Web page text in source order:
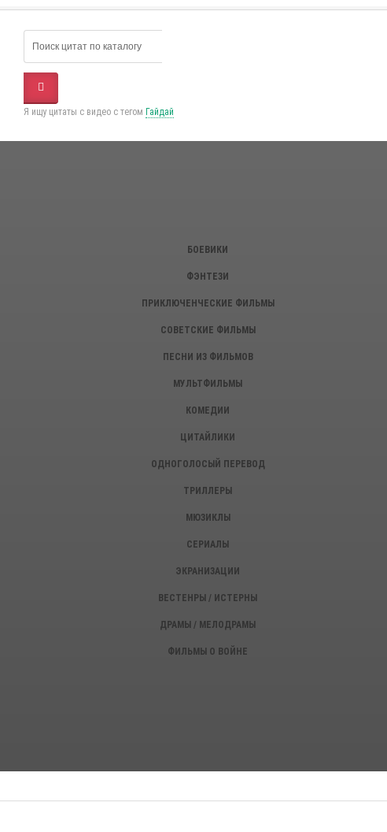
Я ищу цитаты с видео с тегом Гайдай
БОЕВИКИ
ФЭНТЕЗИ
ПРИКЛЮЧЕНЧЕСКИЕ ФИЛЬМЫ
СОВЕТСКИЕ ФИЛЬМЫ
ПЕСНИ ИЗ ФИЛЬМОВ
МУЛЬТФИЛЬМЫ
КОМЕДИИ
ЦИТАЙЛИКИ
ОДНОГОЛОСЫЙ ПЕРЕВОД
ТРИЛЛЕРЫ
МЮЗИКЛЫ
СЕРИАЛЫ
ЭКРАНИЗАЦИИ
ВЕСТЕНРЫ / ИСТЕРНЫ
ДРАМЫ / МЕЛОДРАМЫ
ФИЛЬМЫ О ВОЙНЕ